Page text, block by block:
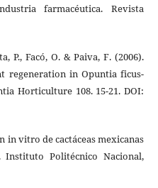
farmacéutica. Revista
P., Facó, O. & Paiva, F. (2006).
regeneration in Opuntia ficus-
Horticulture 108. 15-21. DOI:
in vitro de cactáceas mexicanas
Instituto Politécnico Nacional,